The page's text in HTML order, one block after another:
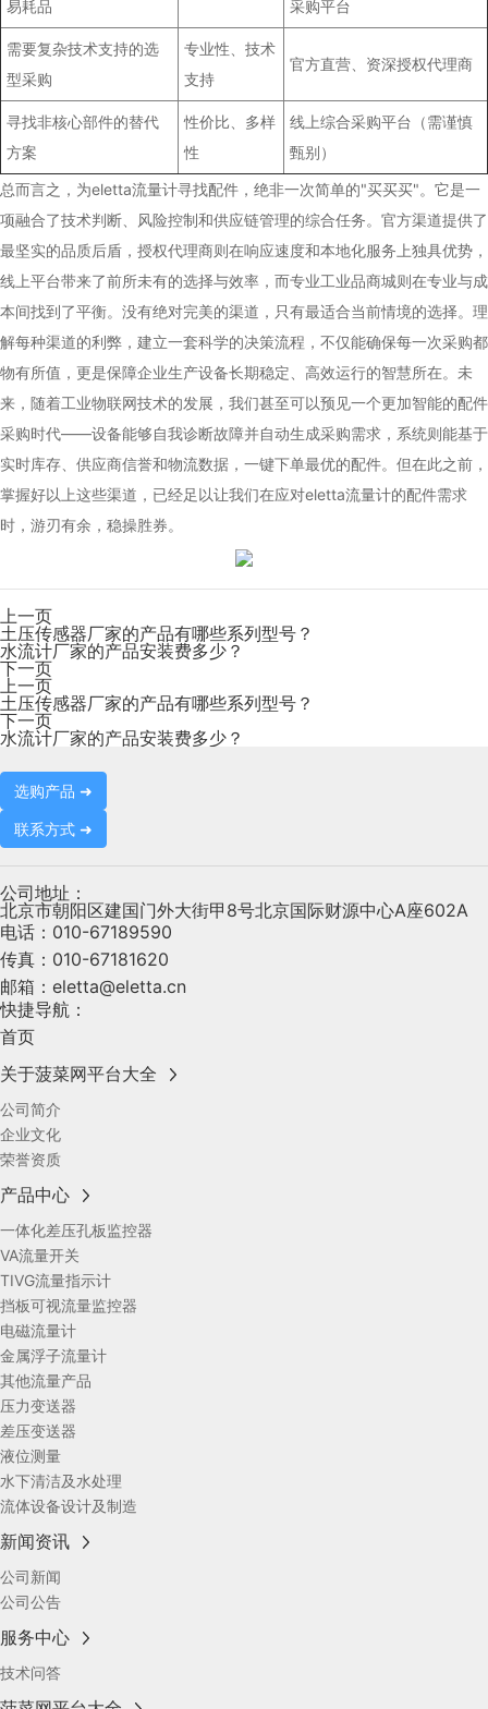
易耗品
采购平台
需要复杂技术支持的选
型采购
专业性、技术
支持
官方直营、资深授权代理商
寻找非核心部件的替代
方案
性价比、多样
性
线上综合采购平台（需谨慎
甄别）
总而言之，为eletta流量计寻找配件，绝非一次简单的"买买买"。它是一
项融合了技术判断、风险控制和供应链管理的综合任务。官方渠道提供了
最坚实的品质后盾，授权代理商则在响应速度和本地化服务上独具优势，
线上平台带来了前所未有的选择与效率，而专业工业品商城则在专业与成
本间找到了平衡。没有绝对完美的渠道，只有最适合当前情境的选择。理
解每种渠道的利弊，建立一套科学的决策流程，不仅能确保每一次采购都
物有所值，更是保障企业生产设备长期稳定、高效运行的智慧所在。未
来，随着工业物联网技术的发展，我们甚至可以预见一个更加智能的配件
采购时代——设备能够自我诊断故障并自动生成采购需求，系统则能基于
实时库存、供应商信誉和物流数据，一键下单最优的配件。但在此之前，
掌握好以上这些渠道，已经足以让我们在应对eletta流量计的配件需求
时，游刃有余，稳操胜券。
上一页
土压传感器厂家的产品有哪些系列型号？
水流计厂家的产品安装费多少？
下一页
上一页
土压传感器厂家的产品有哪些系列型号？
下一页
水流计厂家的产品安装费多少？
选购产品 ➜
联系方式 ➜
公司地址：
北京市朝阳区建国门外大街甲8号北京国际财源中心A座602A
电话： 010-67189590
传真： 010-67181620
邮箱： eletta@eletta.cn
快捷导航：
首页
关于菠菜网平台大全
公司简介
企业文化
荣誉资质
产品中心
一体化差压孔板监控器
VA流量开关
TIVG流量指示计
挡板可视流量监控器
电磁流量计
金属浮子流量计
其他流量产品
压力变送器
差压变送器
液位测量
水下清洁及水处理
流体设备设计及制造
新闻资讯
公司新闻
公司公告
服务中心
技术问答